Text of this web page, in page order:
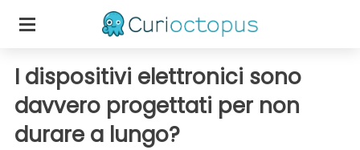
I dispositivi elettronici sono
davvero progettati per non
durare a lungo?